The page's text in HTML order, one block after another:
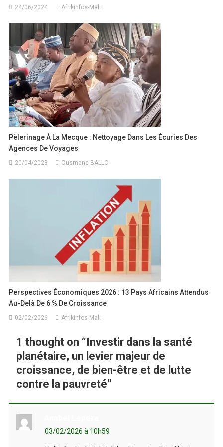
24/06/2024 Afrikinfos-Mali
Pèlerinage À La Mecque : Nettoyage Dans Les Écuries Des
Agences De Voyages
20/04/2023 Ousmane BALLO
Perspectives Économiques 2026 : 13 Pays Africains Attendus
Au-Delà De 6 % De Croissance
02/02/2026 Afrikinfos-Mali
1 thought on “Investir dans la santé
planétaire, un levier majeur de
croissance, de bien-être et de lutte
contre la pauvreté”
03/02/2026 à 10h59